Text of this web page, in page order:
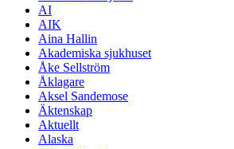
AI
AIK
Aina Hallin
Akademiska sjukhuset
Åke Sellström
Åklagare
Aksel Sandemose
Äktenskap
Aktuellt
Alaska